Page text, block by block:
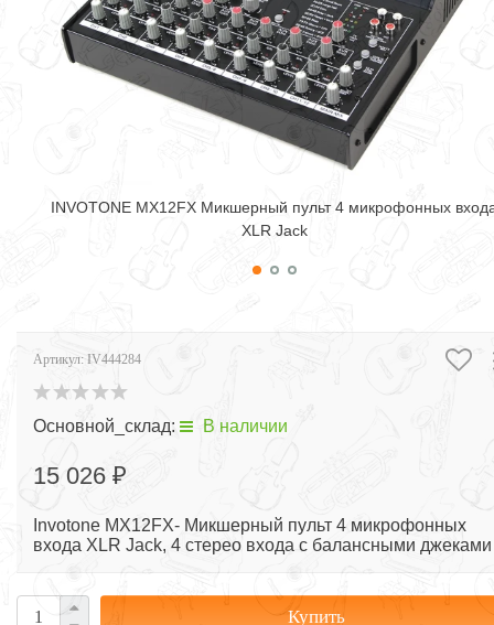
INVOTONE MX12FX Микшерный пульт 4 микрофонных
XLR Jack
Артикул: IV444284
Основной_склад: В наличии
15 026 ₽
Invotone MX12FX- Микшерный пульт 4 микрофонных
входа XLR Jack, 4 стерео входа с балансными джеками
Купить